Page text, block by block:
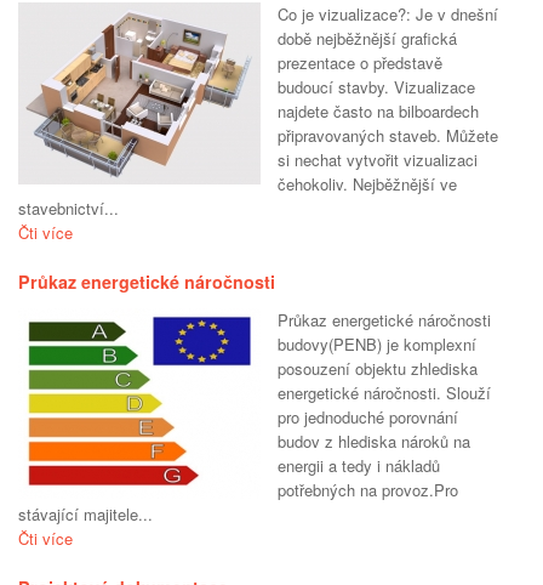
Co je vizualizace?: Je v dnešní
době nejběžnější grafická
prezentace o představě
budoucí stavby. Vizualizace
najdete často na bilboardech
připravovaných staveb. Můžete
si nechat vytvořit vizualizaci
čehokoliv. Nejběžnější ve
stavebnictví...
Čti více
Průkaz energetické náročnosti
Průkaz energetické náročnosti
budovy(PENB) je komplexní
posouzení objektu zhlediska
energetické náročnosti. Slouží
pro jednoduché porovnání
budov z hlediska nároků na
energii a tedy i nákladů
potřebných na provoz.Pro
stávající majitele...
Čti více